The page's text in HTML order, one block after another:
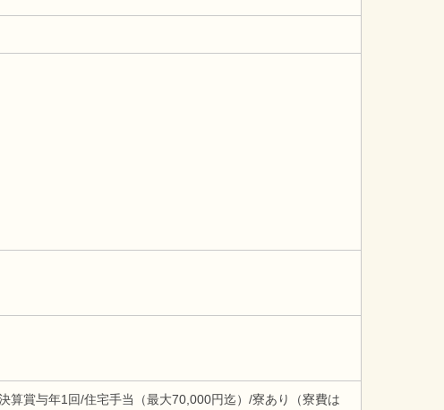
賞与年1回/住宅手当（最大70,000円迄）/寮あり（寮費は